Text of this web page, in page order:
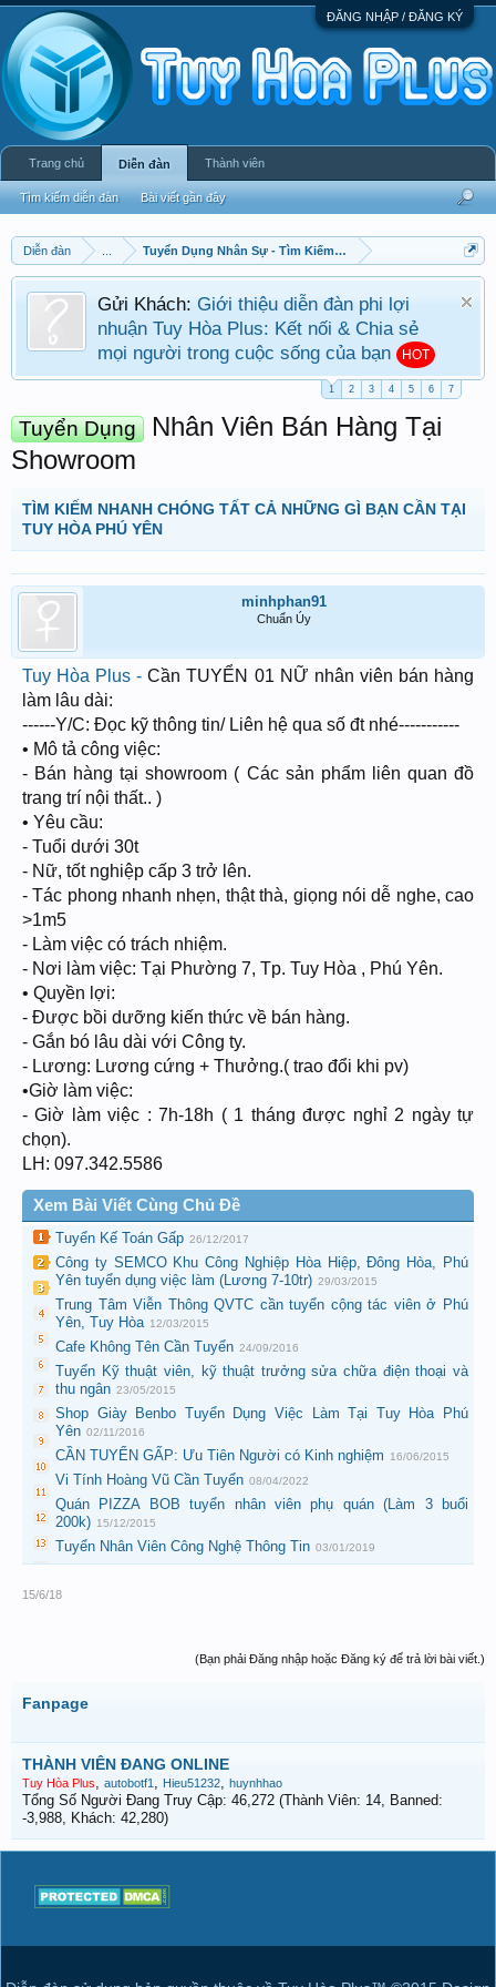
ĐĂNG NHẬP / ĐĂNG KÝ
Diễn đàn Tuyển Dụng Nhân Sự - Tìm Kiếm Việc Làm
Gửi Khách: Giới thiệu diễn đàn phi lợi
nhuận Tuy Hòa Plus: Kết nối & Chia sẻ
mọi người trong cuộc sống của bạn
HOT
1 2 3 4 5 6 7
Tuyển Dụng
Nhân Viên Bán Hàng Tại
Showroom
TÌM KIẾM NHANH CHÓNG TẤT CẢ NHỮNG GÌ BẠN CẦN TẠI
TUY HÒA PHÚ YÊN
minhphan91
Chuẩn Úy
Tuy Hòa Plus -Cần TUYỂN 01 NỮ nhân viên bán hàng
làm lâu dài:
------Y/C: Đọc kỹ thông tin/ Liên hệ qua số đt nhé-----------
• Mô tả công việc:
- Bán hàng tại showroom ( Các sản phẩm liên quan đồ
trang trí nội thất.. )
• Yêu cầu:
- Tuổi dưới 30t
- Nữ, tốt nghiệp cấp 3 trở lên.
- Tác phong nhanh nhẹn, thật thà, giọng nói dễ nghe, cao
>1m5
- Làm việc có trách nhiệm.
- Nơi làm việc: Tại Phường 7, Tp. Tuy Hòa , Phú Yên.
• Quyền lợi:
- Được bồi dưỡng kiến thức về bán hàng.
- Gắn bó lâu dài với Công ty.
- Lương: Lương cứng + Thưởng.( trao đổi khi pv)
•Giờ làm việc:
- Giờ làm việc : 7h-18h ( 1 tháng được nghỉ 2 ngày tự
chọn).
LH: 097.342.5586
Xem Bài Viết Cùng Chủ Đề
Tuyển Kế Toán Gấp 26/12/2017
Công ty SEMCO Khu Công Nghiệp Hòa Hiệp, Đông Hòa, Phú
Yên tuyển dụng việc làm (Lương 7-10tr) 29/03/2015
Trung Tâm Viễn Thông QVTC cần tuyển cộng tác viên ở Phú
Yên, Tuy Hòa 12/03/2015
Cafe Không Tên Cần Tuyển 24/09/2016
Tuyển Kỹ thuật viên, kỹ thuật trưởng sửa chữa điện thoại và
thu ngân 23/05/2015
Shop Giày Benbo Tuyển Dụng Việc Làm Tại Tuy Hòa Phú
Yên 02/11/2016
CẦN TUYỂN GẤP: Ưu Tiên Người có Kinh nghiệm 16/06/2015
Vi Tính Hoàng Vũ Cần Tuyển 08/04/2022
Quán PIZZA BOB tuyển nhân viên phụ quán (Làm 3 buổi
200k) 15/12/2015
Tuyển Nhân Viên Công Nghệ Thông Tin 03/01/2019
15/6/18
(Bạn phải Đăng nhập hoặc Đăng ký để trả lời bài viết.)
Fanpage
THÀNH VIÊN ĐANG ONLINE
Tuy Hòa Plus, autobotf1 , Hieu51232, huynhhao
Tổng Số Người Đang Truy Cập: 46,272 (Thành Viên: 14, Banned:
-3,988, Khách: 42,280)
Trang chủ Diễn đàn
Tìm kiếm diễn đàn Bài viết gần đây
Thành viên